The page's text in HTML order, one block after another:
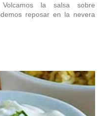
la salsa sobre
reposar en la nevera